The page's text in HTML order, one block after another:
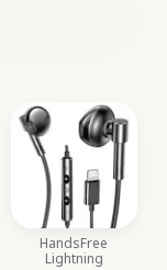
HandsFree
Lightning